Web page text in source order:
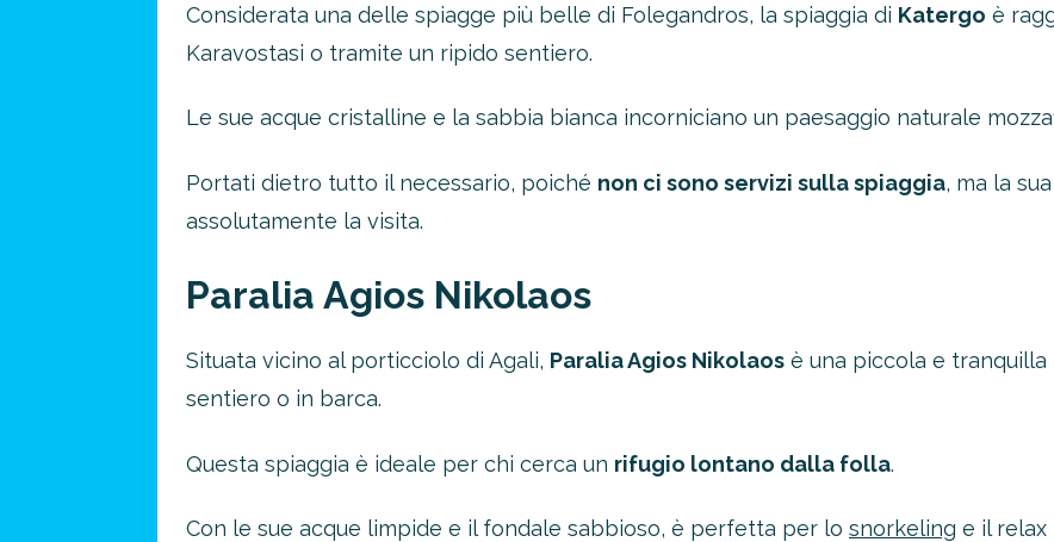
Considerata una delle spiagge più belle di Folegandros, la spiaggia di Katergo è
Karavostasi o tramite un ripido sentiero.
Le sue acque cristalline e la sabbia bianca incorniciano un paesaggio naturale
Portati dietro tutto il necessario, poiché non ci sono servizi sulla spiaggia, ma la
assolutamente la visita.
Paralia Agios Nikolaos
Situata vicino al porticciolo di Agali, Paralia Agios Nikolaos è una piccola e
sentiero o in barca.
Questa spiaggia è ideale per chi cerca un rifugio lontano dalla folla.
Con le sue acque limpide e il fondale sabbioso, è perfetta per lo snorkeling e il relax